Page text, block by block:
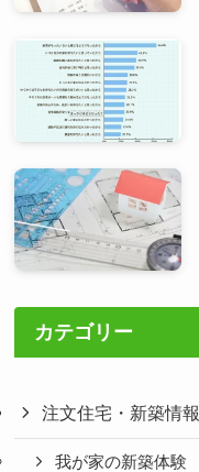
カテゴリー
注文住宅・新築情報
我が家の新築体験